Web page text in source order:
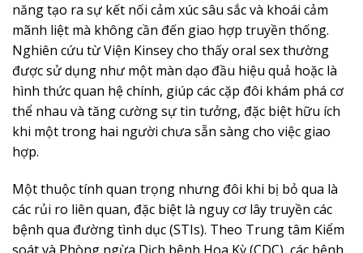
năng tạo ra sự kết nối cảm xúc sâu sắc và khoái cảm
mãnh liệt mà không cần đến giao hợp truyền thống.
Nghiên cứu từ Viện Kinsey cho thấy oral sex thường
được sử dụng như một màn dạo đầu hiệu quả hoặc là
hình thức quan hệ chính, giúp các cặp đôi khám phá cơ
thể nhau và tăng cường sự tin tưởng, đặc biệt hữu ích
khi một trong hai người chưa sẵn sàng cho việc giao
hợp.
Một thuộc tính quan trọng nhưng đôi khi bị bỏ qua là
các rủi ro liên quan, đặc biệt là nguy cơ lây truyền các
bệnh qua đường tình dục (STIs). Theo Trung tâm Kiểm